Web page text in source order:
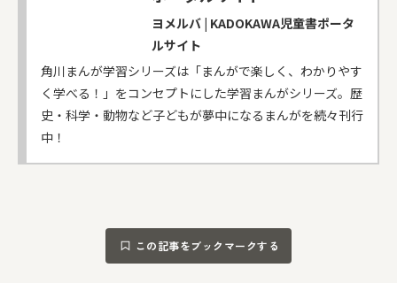
ヨメルバ | KADOKAWA児童書ポータ
ルサイト
角川まんが学習シリーズは「まんがで楽しく、わかりやす
く学べる！」をコンセプトにした学習まんがシリーズ。歴
史・科学・動物など子どもが夢中になるまんがを続々刊行
中！
この記事をブックマークする